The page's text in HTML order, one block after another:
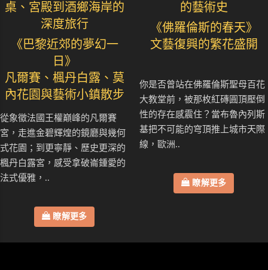
桌、宮殿到酒鄉海岸的
深度旅行
《巴黎近郊的夢幻一
日》
凡爾賽、楓丹白露、莫
內花園與藝術小鎮散步
從象徵法國王權巔峰的凡爾賽
宮，走進金碧輝煌的鏡廳與幾何
式花園；到更寧靜、歷史更深的
楓丹白露宮，感受拿破崙鍾愛的
法式優雅，..
瞭解更多
的藝術史
《佛羅倫斯的春天》
文藝復興的繁花盛開
你是否曾站在佛羅倫斯聖母百花
大教堂前，被那枚紅磚圓頂壓倒
性的存在感震住？當布魯內列斯
基把不可能的穹頂推上城市天際
線，歐洲..
瞭解更多